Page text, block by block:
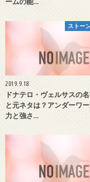
ストー
2019.9.18
ドナテロ・ヴェルサスの
と元ネタは？アンダーワ
力と強さ…